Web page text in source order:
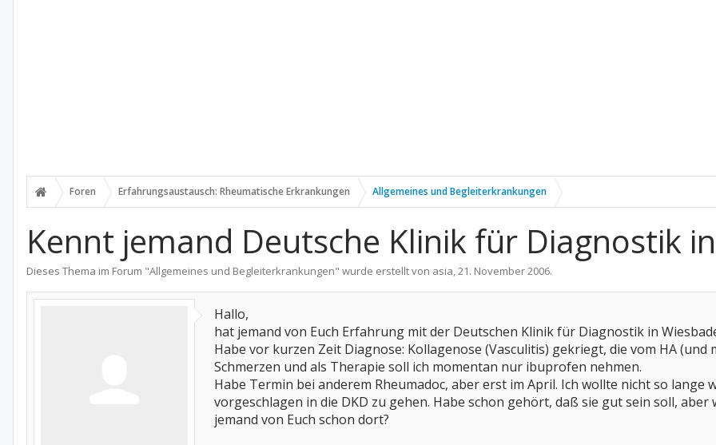
Foren Erfahrungsaustausch: Rheumatische Erkrankungen Allgemeines und Begleiterkrankungen
Kennt jemand Deutsche Klinik für Diagnostik
Dieses Thema im Forum "Allgemeines und Begleiterkrankungen" wurde erstellt von asia,21. November 2006.
Hallo,
hat jemand von Euch Erfahrung mit der Deutschen Klinik für Diagnostik in
Habe vor kurzen Zeit Diagnose: Kollagenose (Vasculitis) gekriegt, die vom HA
Schmerzen und als Therapie soll ich momentan nur ibuprofen nehmen.
Habe Termin bei anderem Rheumadoc, aber erst im April. Ich wollte nicht so
vorgeschlagen in die DKD zu gehen. Habe schon gehört, daß sie gut sein soll,
jemand von Euch schon dort?